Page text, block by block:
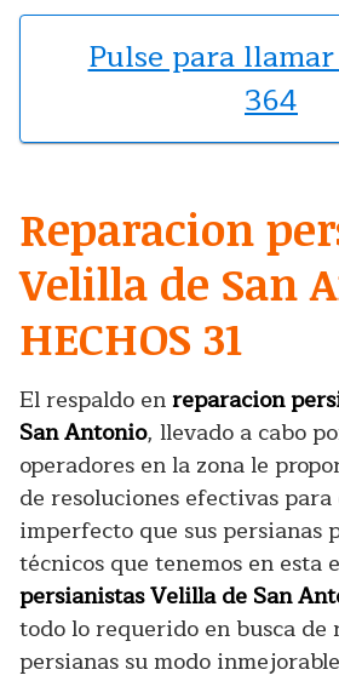
Pulse para
364
Reparacion
Velilla de San
HECHOS 31
El respaldo enreparacion
San Antonio, llevado a cabo
operadores en la zona le
de resoluciones efectivas
imperfecto que sus persianas
técnicos que tenemos en esta
persianistas Velilla de San
todo lo requerido en busca de
persianas su modo